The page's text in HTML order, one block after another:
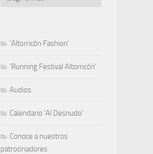
'Altorricón Fashion'
'Running Festival Altorricón'
Audios
Calendario 'Al Desnudo'
Conoce a nuestros
patrocinadores